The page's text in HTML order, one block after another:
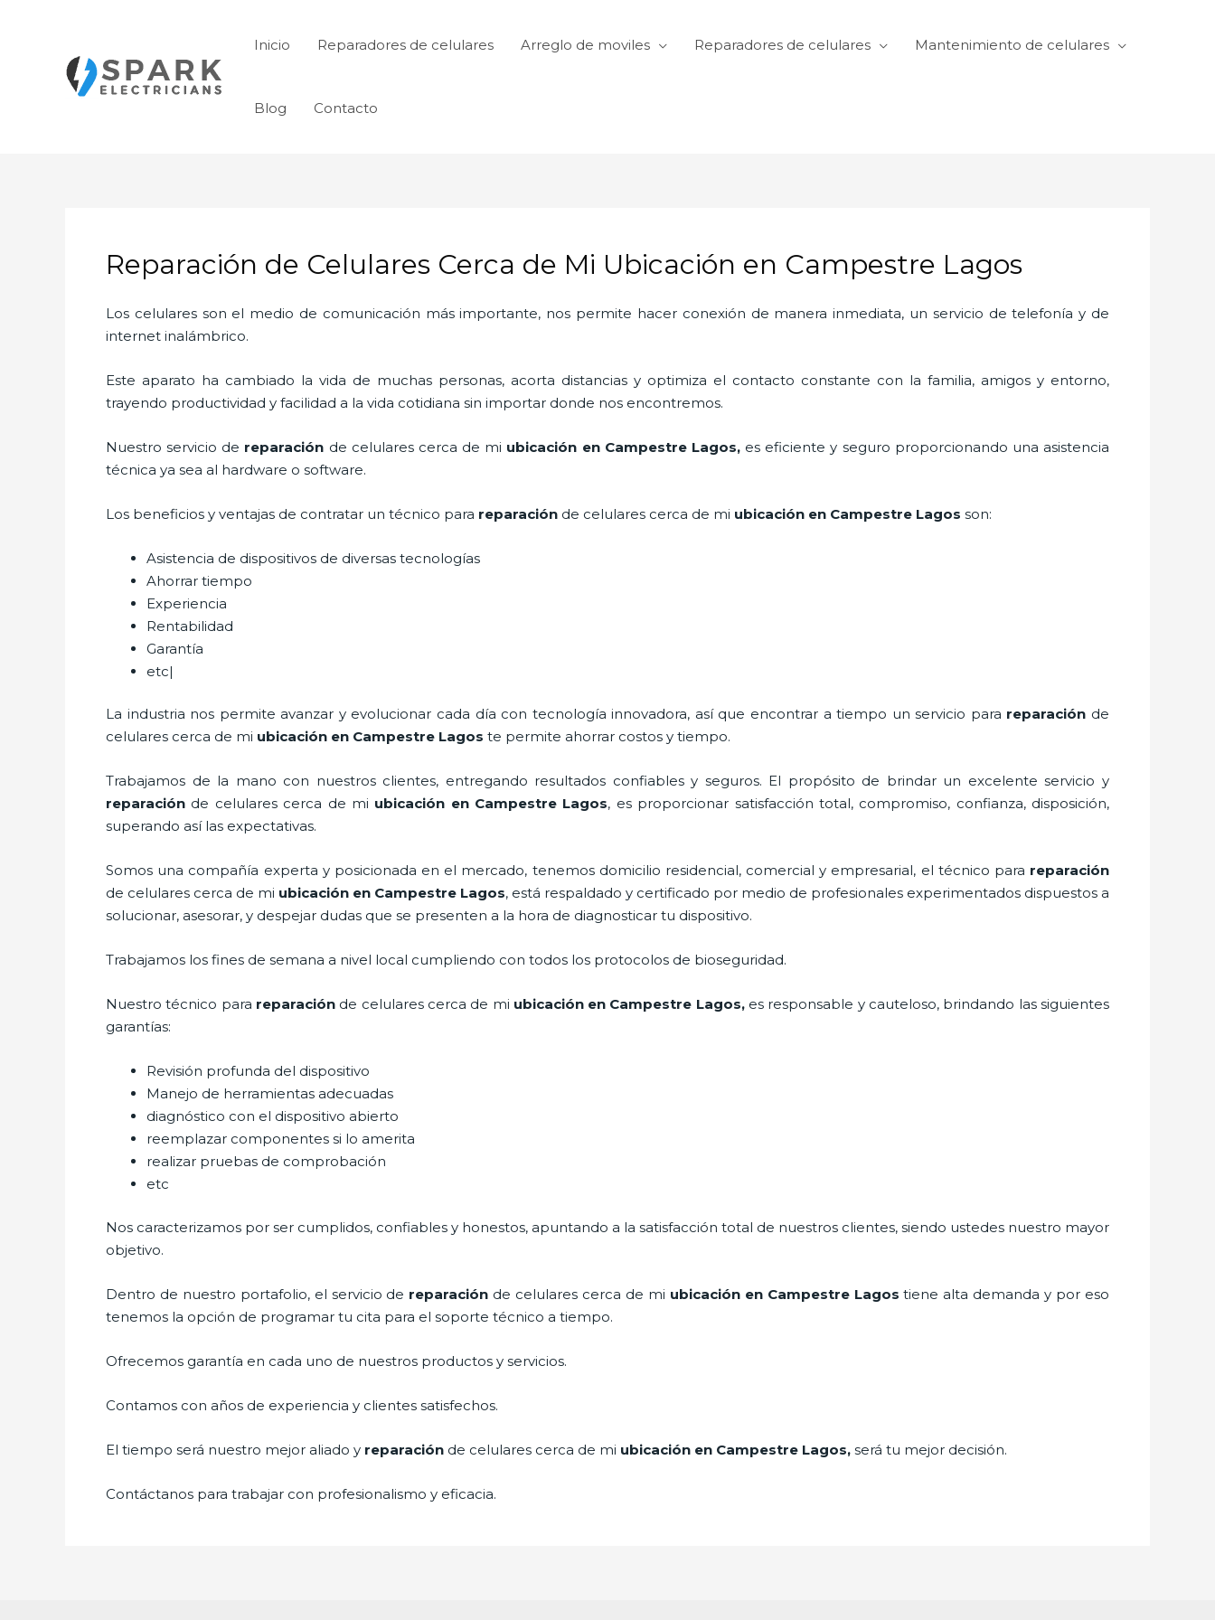
Inicio Reparadores de celulares Arreglo de moviles Reparadores de celulares Mantenimiento de celulares
Blog Contacto
Reparación de Celulares Cerca de Mi Ubicación en Campestre Lagos
Los celulares son el medio de comunicación más importante, nos permite hacer conexión de manera inmediata, un servicio de telefonía y de
internet inalámbrico.
Este aparato ha cambiado la vida de muchas personas, acorta distancias y optimiza el contacto constante con la familia, amigos y entorno,
trayendo productividad y facilidad a la vida cotidiana sin importar donde nos encontremos.
Nuestro servicio de reparación de celulares cerca de mi ubicación en Campestre Lagos,es eficiente y seguro proporcionando una asistencia
técnica ya sea al hardware o software.
Los beneficios y ventajas de contratar un técnico para reparación de celulares cerca de mi ubicación en Campestre Lagos son:
Asistencia de dispositivos de diversas tecnologías
Ahorrar tiempo
Experiencia
Rentabilidad
Garantía
etc|
La industria nos permite avanzar y evolucionar cada día con tecnología innovadora, así que encontrar a tiempo un servicio para reparación de
celulares cerca de mi ubicación en Campestre Lagos te permite ahorrar costos y tiempo.
Trabajamos de la mano con nuestros clientes, entregando resultados confiables y seguros. El propósito de brindar un excelente servicio y
reparación de celulares cerca de mi ubicación en Campestre Lagos, es proporcionar satisfacción total, compromiso, confianza, disposición,
superando así las expectativas.
Somos una compañía experta y posicionada en el mercado, tenemos domicilio residencial, comercial y empresarial, el técnico para reparación
de celulares cerca de mi ubicación en Campestre Lagos, está respaldado y certificado por medio de profesionales experimentados dispuestos a
solucionar, asesorar, y despejar dudas que se presenten a la hora de diagnosticar tu dispositivo.
Trabajamos los fines de semana a nivel local cumpliendo con todos los protocolos de bioseguridad.
Nuestro técnico para reparaciónde celulares cerca de mi ubicaciónen Campestre Lagos, es responsable y cauteloso, brindando las siguientes
garantías:
Revisión profunda del dispositivo
Manejo de herramientas adecuadas
diagnóstico con el dispositivo abierto
reemplazar componentes si lo amerita
realizar pruebas de comprobación
etc
Nos caracterizamos por ser cumplidos, confiables y honestos, apuntando a la satisfacción total de nuestros clientes, siendo ustedes nuestro mayor
objetivo.
Dentro de nuestro portafolio, el servicio de reparación de celulares cerca de mi ubicaciónen Campestre Lagos tiene alta demanda y por eso
tenemos la opción de programar tu cita para el soporte técnico a tiempo.
Ofrecemos garantía en cada uno de nuestros productos y servicios.
Contamos con años de experiencia y clientes satisfechos.
El tiempo será nuestro mejor aliado y reparación de celulares cerca de mi ubicación en Campestre Lagos, será tu mejor decisión.
Contáctanos para trabajar con profesionalismo y eficacia.